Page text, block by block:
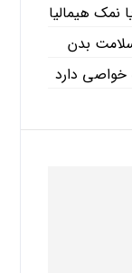
نمک هیمالیا
بدن
دارد